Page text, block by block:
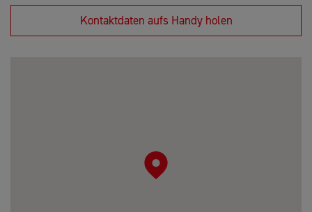
Kontaktdaten aufs Handy holen